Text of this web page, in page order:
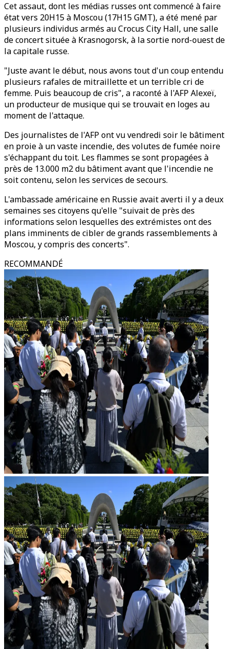
Cet assaut, dont les médias russes ont commencé à faire
état vers 20H15 à Moscou (17H15 GMT), a été mené par
plusieurs individus armés au Crocus City Hall, une salle
de concert située à Krasnogorsk, à la sortie nord-ouest de
la capitale russe.
"Juste avant le début, nous avons tout d'un coup entendu
plusieurs rafales de mitraillette et un terrible cri de
femme. Puis beaucoup de cris", a raconté à l'AFP Alexeï,
un producteur de musique qui se trouvait en loges au
moment de l'attaque.
Des journalistes de l'AFP ont vu vendredi soir le bâtiment
en proie à un vaste incendie, des volutes de fumée noire
s'échappant du toit. Les flammes se sont propagées à
près de 13.000 m2 du bâtiment avant que l'incendie ne
soit contenu, selon les services de secours.
L'ambassade américaine en Russie avait averti il y a deux
semaines ses citoyens qu'elle "suivait de près des
informations selon lesquelles des extrémistes ont des
plans imminents de cibler de grands rassemblements à
Moscou, y compris des concerts".
RECOMMANDÉ